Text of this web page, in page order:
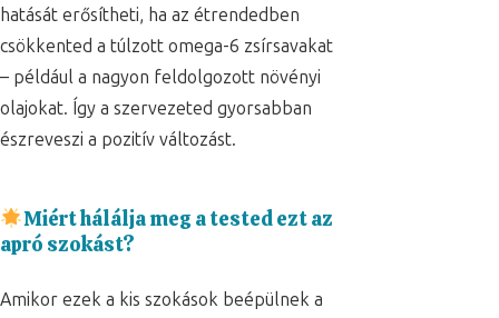
hatását erősítheti, ha az étrendedben
csökkented a túlzott omega-6 zsírsavakat
– például a nagyon feldolgozott növényi
olajokat. Így a szervezeted gyorsabban
észreveszi a pozitív változást.
Miért hálálja meg a tested ezt az
apró szokást?
Amikor ezek a kis szokások beépülnek a